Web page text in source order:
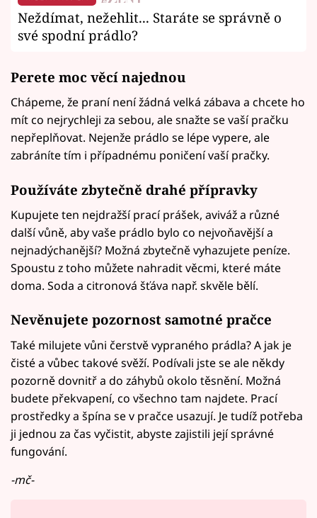
Neždímat, nežehlit... Staráte se správně o
své spodní prádlo?
Perete moc věcí najednou
Chápeme, že praní není žádná velká zábava a chcete ho
mít co nejrychleji za sebou, ale snažte se vaší pračku
nepřeplňovat. Nejenže prádlo se lépe vypere, ale
zabráníte tím i případnému poničení vaší pračky.
Používáte zbytečně drahé přípravky
Kupujete ten nejdražší prací prášek, aviváž a různé
další vůně, aby vaše prádlo bylo co nejvoňavější a
nejnadýchanější? Možná zbytečně vyhazujete peníze.
Spoustu z toho můžete nahradit věcmi, které máte
doma. Soda a citronová šťáva např. skvěle bělí.
Nevěnujete pozornost samotné pračce
Také milujete vůni čerstvě vypraného prádla? A jak je
čisté a vůbec takové svěží. Podívali jste se ale někdy
pozorně dovnitř a do záhybů okolo těsnění. Možná
budete překvapení, co všechno tam najdete. Prací
prostředky a špína se v pračce usazují. Je tudíž potřeba
ji jednou za čas vyčistit, abyste zajistili její správné
fungování.
-mč-